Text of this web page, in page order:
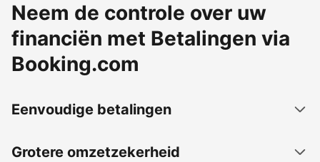
Neem de controle over uw
financiën met Betalingen via
Booking.com
Eenvoudige betalingen
Grotere omzetzekerheid